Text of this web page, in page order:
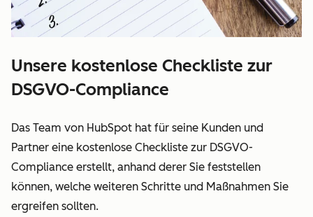
Unsere kostenlose Checkliste zur
DSGVO-Compliance
Das Team von HubSpot hat für seine Kunden und
Partner eine kostenlose Checkliste zur DSGVO-
Compliance erstellt, anhand derer Sie feststellen
können, welche weiteren Schritte und Maßnahmen Sie
ergreifen sollten.